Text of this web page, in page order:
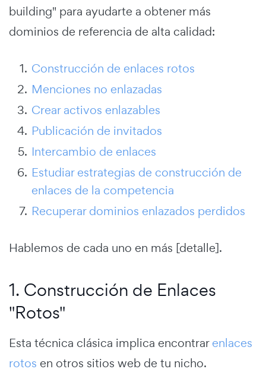
building" para ayudarte a obtener más
dominios de referencia de alta calidad:
Construcción de enlaces rotos
Menciones no enlazadas
Crear activos enlazables
Publicación de invitados
Intercambio de enlaces
Estudiar estrategias de construcción de
enlaces de la competencia
Recuperar dominios enlazados perdidos
Hablemos de cada uno en más [detalle].
1. Construcción de Enlaces
"Rotos"
Esta técnica clásica implica encontrarenlaces
rotos en otros sitios web de tu nicho.